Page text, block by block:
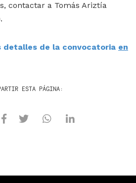
contactar a Tomás Ariztía
detalles de la convocatoria en
ESTA PÁGINA: